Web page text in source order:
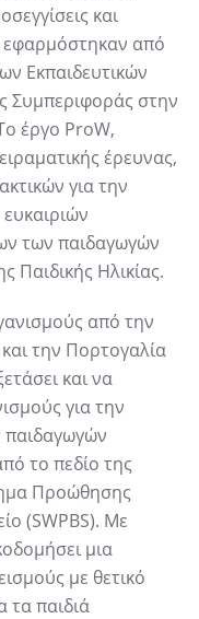
και
εφαρμόστηκαν από
Εκπαιδευτικών
Συμπεριφοράς στην
έργο ProW,
έρευνας,
για την
των παιδαγωγών
Παιδικής Ηλικίας.
από την
την Πορτογαλία
και να
για την
το πεδίο της
Προώθησης
(SWPBS). Με
μια
με θετικό
τα παιδιά